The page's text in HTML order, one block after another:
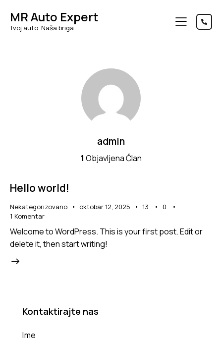
MR Auto Expert
Tvoj auto. Naša briga.
admin
1 Objavljena Član
Hello world!
Nekategorizovano oktobar 12, 2025 13
0
1 Komentar
Welcome to WordPress. This is your first post. Edit or
delete it, then start writing!
Kontaktirajte nas